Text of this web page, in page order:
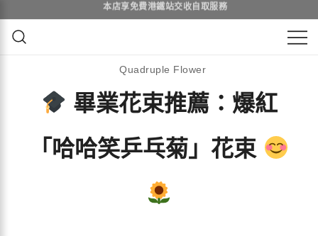
to
content
QuadrupleFlower 啟德新蒲崗花
店 | 香港花店推介 | 即日送花服
設計
身訂造及設計鮮花 & 永生花花束
Quadruple Flower
畢業花束推薦：爆紅
「哈哈笑乒乓菊」花束